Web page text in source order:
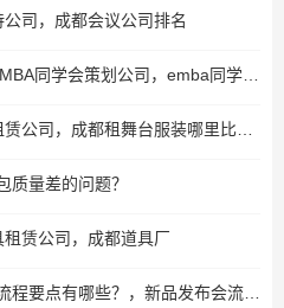
司，成都会议公司排名
学会策划公司，emba同学会的好处
司，成都租舞台服装哪里比较多
质量差的问题？
赁公司，成都道具厂
点有哪些？，新品发布会流程介绍